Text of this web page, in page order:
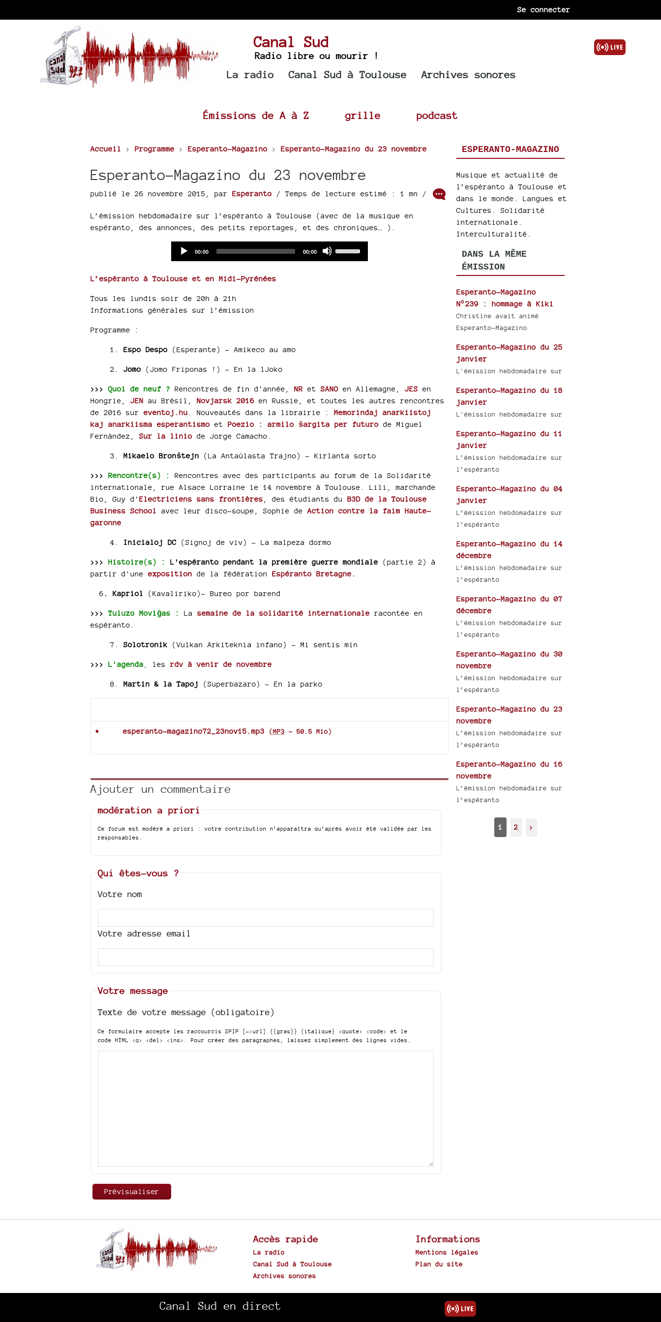
Se connecter
Canal Sud
Radio libre ou mourir !
La radio Canal Sud à Toulouse Archives sonores
Émissions de A à Z grille podcast
Accueil > Programme > Esperanto-Magazino > Esperanto-Magazino du 23 novembre
Esperanto-Magazino du 23 novembre
publié le 26 novembre 2015 par Esperanto/ Temps de lecture estimé : 1 mn /
L’émission hebdomadaire sur l’espéranto à Toulouse (avec de la musique en
espéranto, des annonces, des petits reportages, et des chroniques… ).
Current
00:00
Total
00:00
L’espéranto à Toulouse et en Midi-Pyrénées
Tous les lundis soir de 20h à 21h
Informations générales sur l’émission
Programme :
1. Espo Despo(Esperante) - Amikeco au amo
2. Jomo(Jomo Friponas !) - En la lJoko
>>>Quoi de neuf ? Rencontres de fin d'année, NR et SANOen Allemagne, JES en
Hongrie, JEN au Brésil, Novjarsk 2016 en Russie, et toutes les autres rencontres
de 2016 sur eventoj.hu . Nouveautés dans la librairie : Memorindaj anarkiistoj
kaj anarkiisma esperantismo et Poezio : armilo ŝargita per futurode Miguel
Fernàndez, Sur la liniode Jorge Camacho.
3. Mikaelo Bronŝtejn (La Antaùlasta Trajno) - Kirlanta sorto
>>> Rencontre(s) :
Rencontres avec des participants au forum de la Solidarité
internationale, rue Alsace Lorraine le 14 novembre à Toulouse. Lili, marchande
Bio, Guy d' Electriciens sans frontières , des étudiants du B3D de la Toulouse
Business School
avec leur disco-soupe, Sophie de Action contre la faim Haute-
garonne
4. Inicialoj DC (Signoj de viv) - La malpeza dormo
>>> Histoire(s) : L'espéranto pendant la première guerre mondiale (partie 2) à
partir d'une exposition de la fédération Espéranto Bretagne.
6 . Kapriol (Kavaliriko)- Bureo por barend
>>> Tuluzo Moviĝas : La semaine de la solidarité internationale racontée en
espéranto.
7. Solotronik (Vulkan Arkiteknia infano) - Mi sentis min
>>> L'agenda les rdv à venir de novembre
8. Martin & la Tapoj (Superbazaro) - En la parko
esperanto-magazino72_23nov15.mp3 (MP3 - 50.5 Mio)
Ajouter un commentaire
modération a priori
Ce forum est modéré a priori : votre contribution n’apparaîtra qu’après avoir été validée par les
responsables.
Qui êtes-vous ?
Votre nom
Votre adresse email
Votre message
Texte de votre message (obligatoire)
Ce formulaire accepte les raccourcis SPIP [->url] {{gras}} {italique} <quote> <code>
et le
code HTML <q> <del> <ins> . Pour créer des paragraphes, laissez simplement des lignes vides.
ESPERANTO-MAGAZINO
Musique et actualité de
l’espéranto à Toulouse et
dans le monde. Langues et
Cultures. Solidarité
internationale.
Interculturalité.
DANS LA MÊME
ÉMISSION
Esperanto-Magazino
N°239 : hommage à Kiki
Christine avait animé
Esperanto-Magazino
Esperanto-Magazino du 25
janvier
L'émission hebdomadaire sur
Esperanto-Magazino du 18
janvier
L'émission hebdomadaire sur
Esperanto-Magazino du 11
janvier
L’émission hebdomadaire sur
l’espéranto
Esperanto-Magazino du 04
janvier
L’émission hebdomadaire sur
l’espéranto
Esperanto-Magazino du 14
décembre
L’émission hebdomadaire sur
l’espéranto
Esperanto-Magazino du 07
décembre
L’émission hebdomadaire sur
l’espéranto
Esperanto-Magazino du 30
novembre
L’émission hebdomadaire sur
l’espéranto
Esperanto-Magazino du 23
novembre
L’émission hebdomadaire sur
l’espéranto
Esperanto-Magazino du 16
novembre
L’émission hebdomadaire sur
l’espéranto
1 2 >
Accès rapide
La radio
Canal Sud à Toulouse
Archives sonores
Informations
Mentions légales
Plan du site
Spip
Canal Sud en direct